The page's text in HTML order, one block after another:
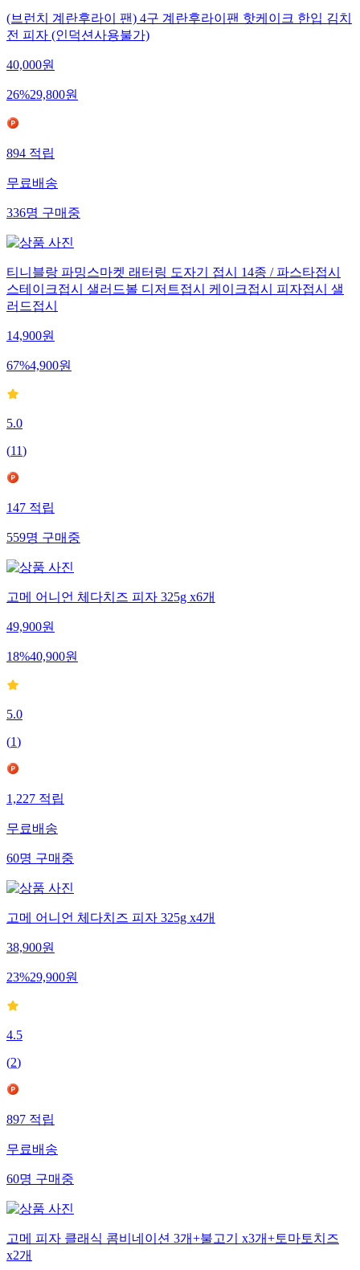
(브런치 계란후라이 팬) 4구 계란후라이팬 핫케이크 한입 김치
전 피자 (인덕션사용불가)
40,000원
26%29,800원
894적립
무료배송
336명구매중
티니블랑 파밍스마켓 래터링 도자기 접시 14종 / 파스타접시
스테이크접시 샐러드볼 디저트접시 케이크접시 피자접시 샐
러드접시
14,900원
67%4,900원
5.0
(11)
147적립
559명구매중
고메 어니언 체다치즈 피자 325g x6개
49,900원
18%40,900원
5.0
(1)
1,227적립
무료배송
60명구매중
고메 어니언 체다치즈 피자 325g x4개
38,900원
23%29,900원
4.5
(2)
897적립
무료배송
60명구매중
고메 피자 클래식 콤비네이션 3개+불고기 x3개+토마토치즈
x2개